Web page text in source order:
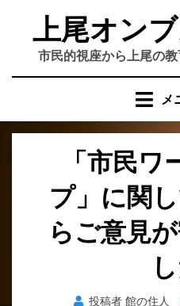
上尾オン
市民的視座から上尾の
メ
「市民ワ
プ」に関
らご意見
投稿者 館の住人